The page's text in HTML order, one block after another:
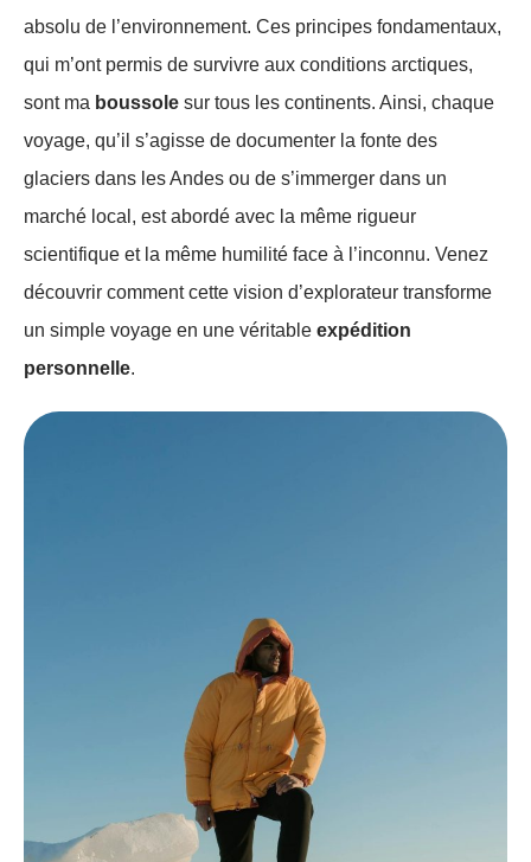
absolu de l’environnement. Ces principes fondamentaux,
qui m’ont permis de survivre aux conditions arctiques,
sont ma boussole sur tous les continents. Ainsi, chaque
voyage, qu’il s’agisse de documenter la fonte des
glaciers dans les Andes ou de s’immerger dans un
marché local, est abordé avec la même rigueur
scientifique et la même humilité face à l’inconnu. Venez
découvrir comment cette vision d’explorateur transforme
un simple voyage en une véritable expédition
personnelle.